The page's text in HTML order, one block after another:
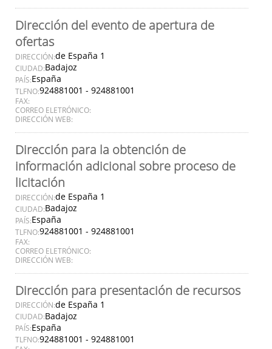
Dirección del evento de apertura de
ofertas
DIRECCIÓN:de España 1
CIUDAD:Badajoz
PAÍS:España
TLFNO:924881001 - 924881001
FAX:
CORREO ELETRÓNICO:
DIRECCIÓN WEB:
Dirección para la obtención de
información adicional sobre proceso de
licitación
DIRECCIÓN:de España 1
CIUDAD:Badajoz
PAÍS:España
TLFNO:924881001 - 924881001
FAX:
CORREO ELETRÓNICO:
DIRECCIÓN WEB:
Dirección para presentación de recursos
DIRECCIÓN:de España 1
CIUDAD:Badajoz
PAÍS:España
TLFNO:924881001 - 924881001